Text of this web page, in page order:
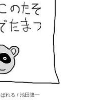
れる / 池田隆一